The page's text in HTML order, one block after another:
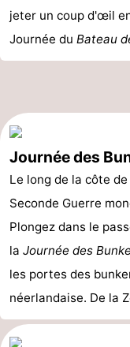
jeter un coup d'œil
Journée du Bateau
Journée des
Le long de la côte de
Seconde Guerre
Plongez dans le
la Journée des
les portes des
néerlandaise. De la